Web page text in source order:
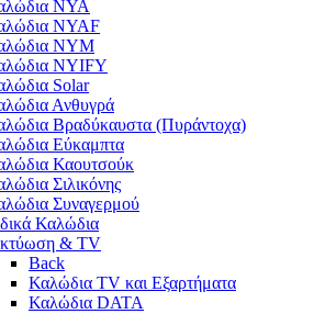
NYA
NYAF
NYΜ
ΝΥΙFY
Solar
Ανθυγρά
Βραδύκαυστα (Πυράντοχα)
Εύκαμπτα
Καουτσούκ
Σιλικόνης
Συναγερμού
Καλώδια
& TV
Back
Καλώδια TV και Εξαρτήματα
Καλώδια DATA